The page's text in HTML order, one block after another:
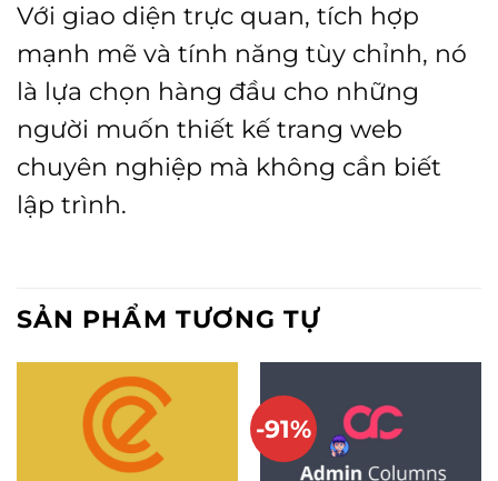
Với giao diện trực quan, tích hợp
mạnh mẽ và tính năng tùy chỉnh, nó
là lựa chọn hàng đầu cho những
người muốn thiết kế trang web
chuyên nghiệp mà không cần biết
lập trình.
SẢN PHẨM TƯƠNG TỰ
-91%